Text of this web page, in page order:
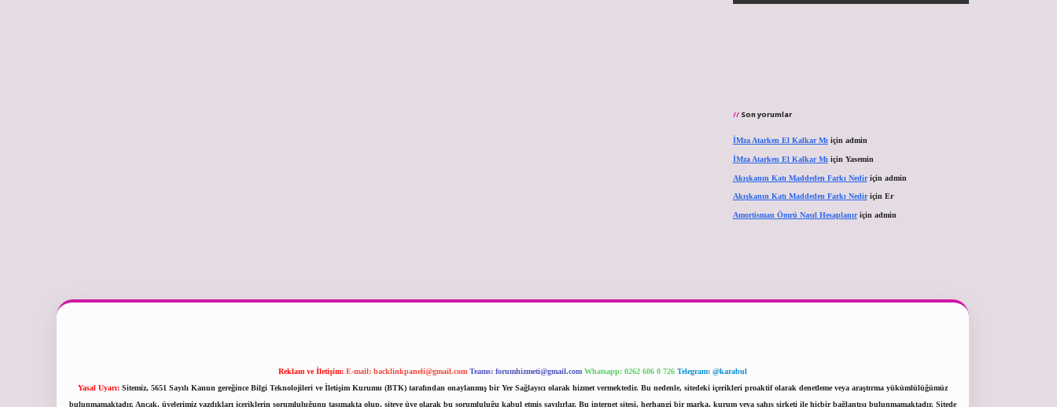
Son yorumlar
İMza Atarken El Kalkar Mıiçin admin
İMza Atarken El Kalkar Mıiçin Yasemin
Akışkanın Katı Maddeden Farkı Nediriçin admin
Akışkanın Katı Maddeden Farkı Nediriçin Er
Amortisman Ömrü Nasıl Hesaplanıriçin admin
Reklam ve İletişim: E-mail: backlinkpaneli@gmail.com Teams: forumhizmeti@gmail.com Whatsapp: 0262 606 0 726 Telegram: @karabul
Yasal Uyarı: Sitemiz, 5651 Sayılı Kanun gereğince Bilgi Teknolojileri ve İletişim Kurumu (BTK) tarafından onaylanmış bir Yer Sağlayıcı olarak hizmet vermektedir. Bu nedenle, sitedeki içerikleri proaktif olarak denetleme veya araştırma yükümlülüğümüz
bulunmamaktadır. Ancak, üyelerimiz yazdıkları içeriklerin sorumluluğunu taşımakta olup, siteye üye olarak bu sorumluluğu kabul etmiş sayılırlar. Bu internet sitesi, herhangi bir marka, kurum veya şahıs şirketi ile hiçbir bağlantısı bulunmamaktadır. Sitede